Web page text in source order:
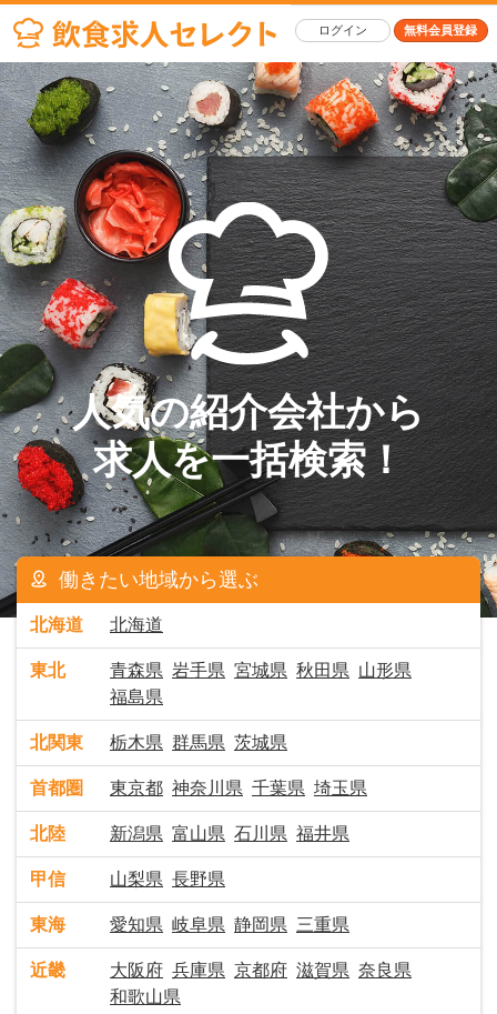
ログイン 無料会員登録
人気の紹介会社から
求人を一括検索！
働きたい地域から選ぶ
北海道 北海道
東北 青森県 岩手県 宮城県 秋田県 山形県
福島県
北関東 栃木県 群馬県 茨城県
首都圏 東京都 神奈川県 千葉県 埼玉県
北陸 新潟県 富山県 石川県 福井県
甲信 山梨県 長野県
東海 愛知県 岐阜県 静岡県 三重県
近畿 大阪府 兵庫県 京都府 滋賀県 奈良県
和歌山県